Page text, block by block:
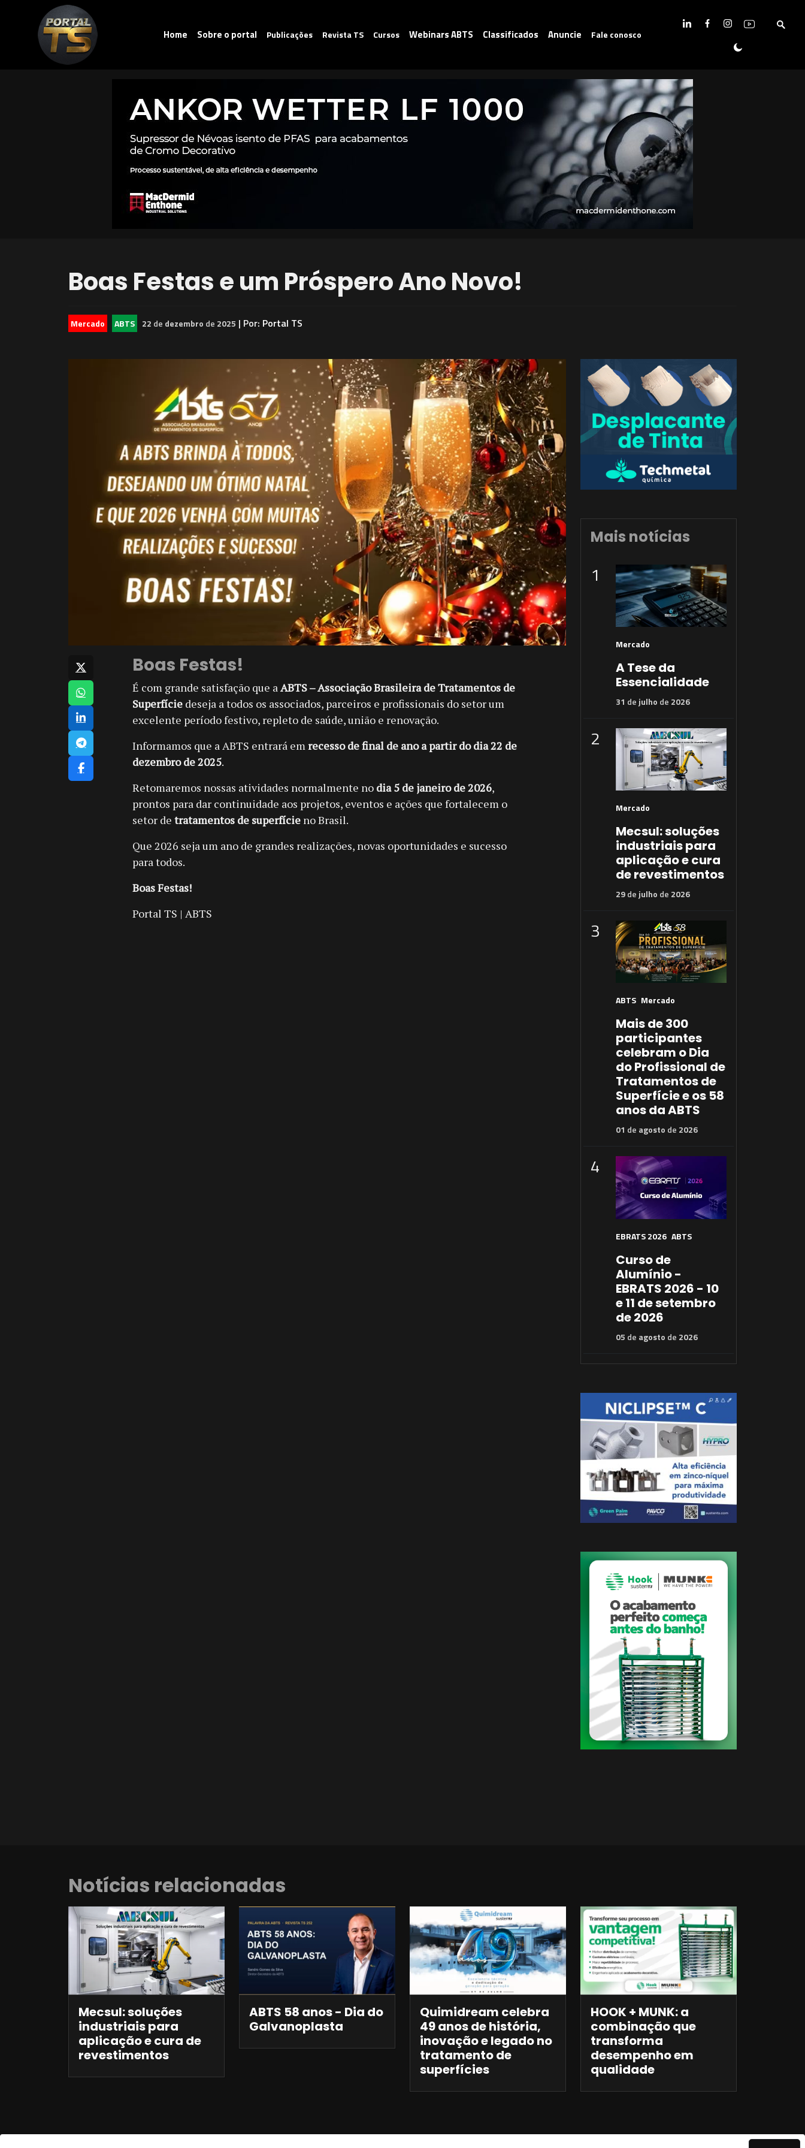
Home Sobre o portal Publicações Revista TS Cursos Webinars ABTS Classificados Anuncie Fale conosco
Boas Festas e um Próspero Ano Novo!
Mercado ABTS 22 de dezembro de 2025 | Por: Portal TS
Boas Festas!
É com grande satisfação que aABTS – Associação Brasileira de Tratamentos de
Superfíciedeseja a todos os associados, parceiros e profissionais do setor um
excelente período festivo, repleto de saúde, união e renovação.
Informamos que a ABTS entrará emrecesso de final de ano a partir do dia 22 de
dezembro de 2025.
Retomaremos nossas atividades normalmente no dia 5 de janeiro de 2026,
prontos para dar continuidade aos projetos, eventos e ações que fortalecem o
setor de tratamentos de superfícieno Brasil.
Que 2026 seja um ano de grandes realizações, novas oportunidades e sucesso
para todos.
Boas Festas!
Portal TS | ABTS
Mais notícias
1
Mercado
A Tese da
Essencialidade
31 de julho de 2026
2
Mercado
Mecsul: soluções
industriais para
aplicação e cura
de revestimentos
29de julho de 2026
3
ABTS Mercado
Mais de 300
participantes
celebram o Dia
do Profissional de
Tratamentos de
Superfície e os 58
anos da ABTS
01 de agosto de 2026
4
EBRATS 2026 ABTS
Curso de
Alumínio -
EBRATS 2026 - 10
e 11 de setembro
de 2026
05 de agosto de 2026
Notícias relacionadas
Mecsul: soluções
industriais para
aplicação e cura de
revestimentos
ABTS 58 anos - Dia do
Galvanoplasta
Quimidream celebra
49 anos de história,
inovação e legado no
tratamento de
superfícies
HOOK + MUNK: a
combinação que
transforma
desempenho em
qualidade